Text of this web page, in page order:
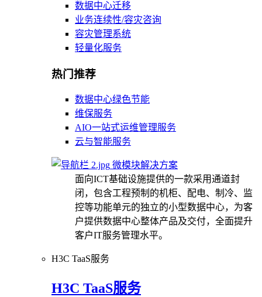
数据中心迁移
业务连续性/容灾咨询
容灾管理系统
轻量化服务
热门推荐
数据中心绿色节能
维保服务
AIO一站式运维管理服务
云与智能服务
微模块解决方案
面向ICT基础设施提供的一款采用通道封
闭，包含工程预制的机柜、配电、制冷、监
控等功能单元的独立的小型数据中心，为客
户提供数据中心整体产品及交付，全面提升
客户IT服务管理水平。
H3C TaaS服务
H3C TaaS服务